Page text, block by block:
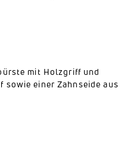
mit Holzgriff und
sowie einer Zahnseide aus